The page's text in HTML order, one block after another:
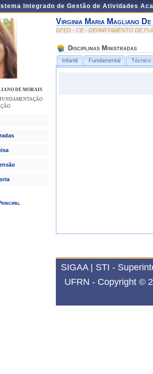
Integrado de Gestão de Atividades
DE MORAIS
Virginia Maria Magliano De
DFED - CE - DEPARTAMENTO DE
Disciplinas Ministradas
Infantil Fundamental Técnico
SIGAA | STI -
UFRN - Copyright ©